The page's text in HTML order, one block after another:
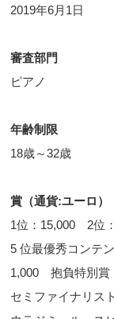
2019年6月1日
審査部門
ピアノ
年齢制限
18歳～32歳
賞（通貨:ユーロ）
1位：15,000 2位
5 位最優秀コンテ
1,000 抱負特別
セミファイナリス